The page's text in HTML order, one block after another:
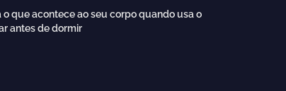
o que acontece ao seu corpo quando usa o
antes de dormir